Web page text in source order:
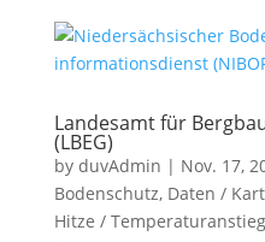
Landesamt für
(LBEG)
by duvAdmin | Nov. 17,
Bodenschutz, Daten /
Hitze / Temperaturanstieg